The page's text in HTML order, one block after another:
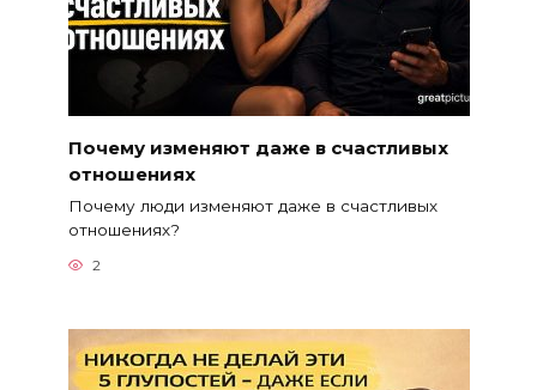
Почему изменяют даже в счастливых
отношениях
Почему люди изменяют даже в счастливых
отношениях?
2